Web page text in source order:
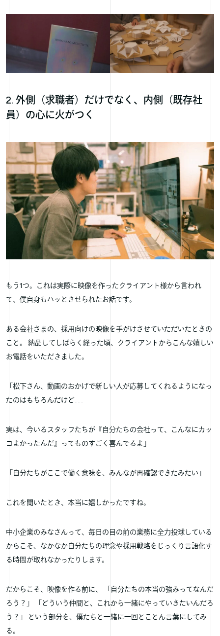
2. 外側（求職者）だけでなく、内側（既存社
員）の心に火がつく
もう1つ。これは実際に映像を作ったクライアント様から言われ
て、僕自身もハッとさせられたお話です。
ある会社さまの、採用向けの映像を手がけさせていただいたときの
こと。 納品してしばらく経った頃、クライアントからこんな嬉しい
お電話をいただきました。
「松下さん、動画のおかげで新しい人が応募してくれるようになっ
たのはもちろんだけど……
実は、今いるスタッフたちが『自分たちの会社って、こんなにカッ
コよかったんだ』ってものすごく喜んでるよ」
「自分たちがここで働く意味を、みんなが再確認できたみたい」
これを聞いたとき、本当に嬉しかったですね。
中小企業のみなさんって、毎日の目の前の業務に全力投球している
からこそ、なかなか自分たちの理念や採用戦略をじっくり言語化す
る時間が取れなかったりします。
だからこそ、映像を作る前に、 「自分たちの本当の強みってなんだ
ろう？」 「どういう仲間と、これから一緒にやっていきたいんだろ
う？」 という部分を、僕たちと一緒に一回とことん言葉にしてみ
る。